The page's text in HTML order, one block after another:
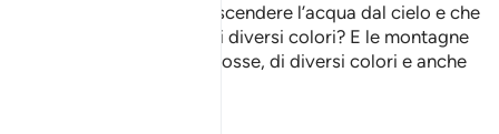
Non hai visto che Allah fa scendere l’acqua dal cielo e che
suscitiamo da essa frutti di diversi colori? E le montagne
hanno striature bianche e rosse, di diversi colori e anche